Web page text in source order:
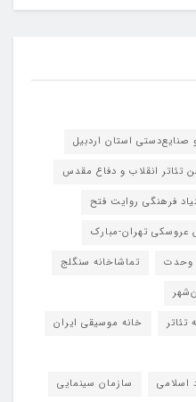
صنایع‌دستی استان اردبیل
تئاتر انقلاب و دفاع مقدس
فرهنگی روایت فتح
عروسکی تهران-مبارک
وحدت
تماشاخانه سنگلج
تئاتر
خانه موسیقی ایران
اسلامی
سازمان سینمایی